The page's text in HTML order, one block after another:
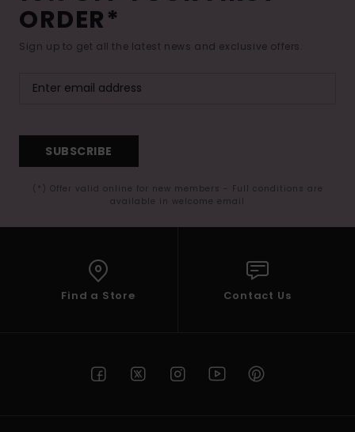
ORDER*
Sign up to get all the latest news and exclusive offers.
SUBSCRIBE
(*) Offer valid online for new members - Full conditions are
available in welcome email
Find a Store Contact Us